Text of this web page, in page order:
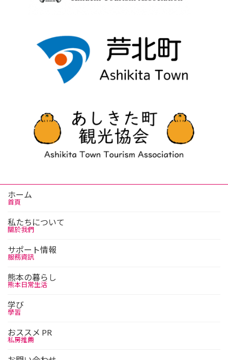
ホーム
首頁
私たちについて
關於我們
サポート情報
服務資訊
熊本の暮らし
熊本日常生活
学び
學習
おススメ PR
私房推薦